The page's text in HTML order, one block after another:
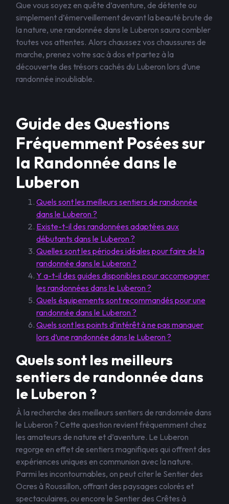
Que vous soyez en quête d’aventure, de détente ou
simplement d’émerveillement devant la beauté brute de
la nature, une randonnée dans le Luberon saura combler
toutes vos attentes. Alors chaussez vos chaussures de
marche, prenez votre sac à dos et partez à la
découverte des trésors cachés du Luberon lors d’une
randonnée inoubliable.
Guide des Questions
Fréquemment Posées sur
la Randonnée dans le
Luberon
Quels sont les meilleurs sentiers de randonnée
dans le Luberon ?
Existe-t-il des randonnées adaptées aux
débutants dans le Luberon ?
Quelles sont les périodes idéales pour faire de la
randonnée dans le Luberon ?
Y a-t-il des guides disponibles pour accompagner
les randonnées dans le Luberon ?
Quels équipements sont recommandés pour une
randonnée dans le Luberon ?
Quels sont les points d’intérêt à ne pas manquer
lors d’une randonnée dans le Luberon ?
Quels sont les meilleurs
sentiers de randonnée dans
le Luberon ?
À la recherche des meilleurs sentiers de randonnée dans
le Luberon ? Cette question revient fréquemment chez
les amateurs de nature et d’aventure. Le Luberon
regorge en effet de sentiers magnifiques qui offrent des
expériences uniques en communion avec la nature.
Parmi les incontournables, on peut citer le Sentier des
Ocres à Roussillon, offrant des paysages colorés et
spectaculaires, ou encore le Sentier des Crêtes à